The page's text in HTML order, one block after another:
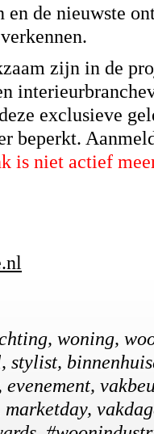
en de nieuwste
zijn in de
exclusieve
beperkt.
is niet actief
woning,
stylist,
evenement,